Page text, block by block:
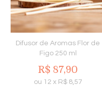
Difusor de Aromas Flor de
Figo 250 ml
R$ 87,90
ou 12 x R$ 8,57